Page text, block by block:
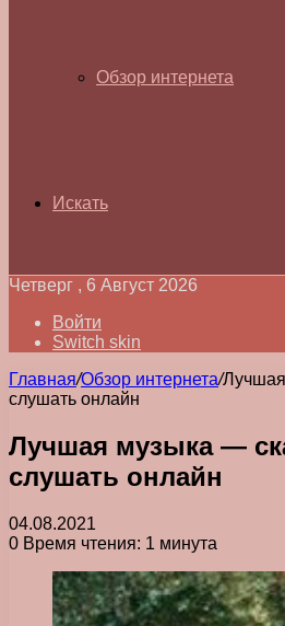
Обзор интернета
Искать
Четверг , 6 Август 2026
Войти
Switch skin
Главная/Обзор интернета/
слушать онлайн
Лучшая музыка —
слушать онлайн
04.08.2021
0 Время чтения: 1 минута